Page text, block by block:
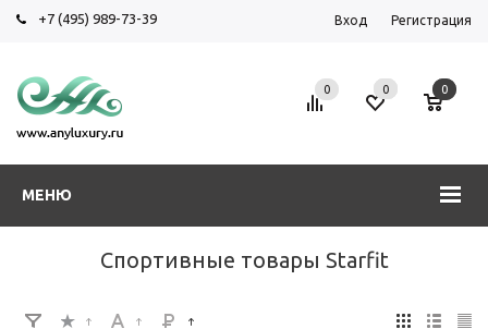
+7 (495) 989-73-39 Вход Регистрация
МЕНЮ
0 0 0
Спортивные товары Starfit